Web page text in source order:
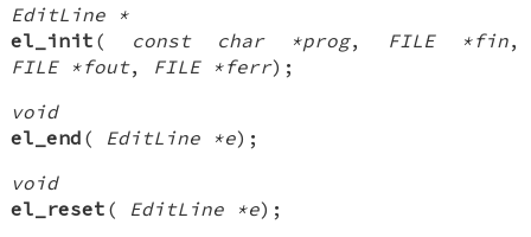
EditLine *
el_init ( const char *prog, FILE *fin,
FILE *fout, FILE *ferr);
void
el_end ( EditLine *e);
void
el_reset ( EditLine *e);